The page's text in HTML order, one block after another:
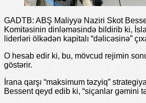
GADTB: ABŞ Maliyyə Naziri Skot
Komitəsinin dinləməsində bildirib ki,
liderləri ölkədən kapitalı “dəlicəsinə”
O hesab edir ki, bu, mövcud rejimin
göstərir.
İrana qarşı “maksimum təzyiq”
Bessent qeyd edib ki, “siçanlar gəmini